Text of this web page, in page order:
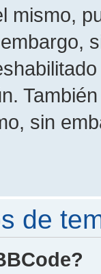
mismo,
sin
de